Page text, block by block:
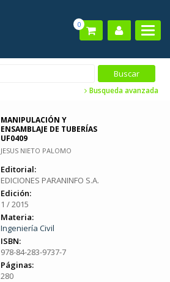
0
Busqueda avanzada
MANIPULACIÓN Y
ENSAMBLAJE DE TUBERÍAS
UF0409
JESUS NIETO PALOMO
Editorial:
EDICIONES PARANINFO S.A.
Edición:
1 / 2015
Materia:
Ingeniería Civil
ISBN:
978-84-283-9737-7
Páginas:
280